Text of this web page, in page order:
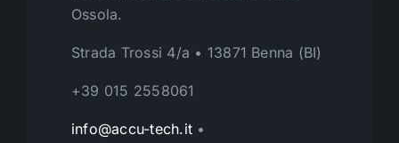
Ossola.
Strada Trossi 4/a • 13871 Benna (BI)
+39 015 2558061
info@accu-tech.it •